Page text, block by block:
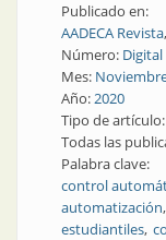
Publicado en:
AADECA Revista
Número: Digital
Mes:
Año:2020
Tipo de artículo:
Todas las
Palabra clave:
control
automatización
estudiantiles